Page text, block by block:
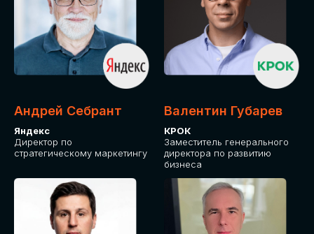
Андрей Себрант
Яндекс
Директор по
стратегическому маркетингу
Валентин Губарев
КРОК
Заместитель генерального
директора по развитию
бизнеса